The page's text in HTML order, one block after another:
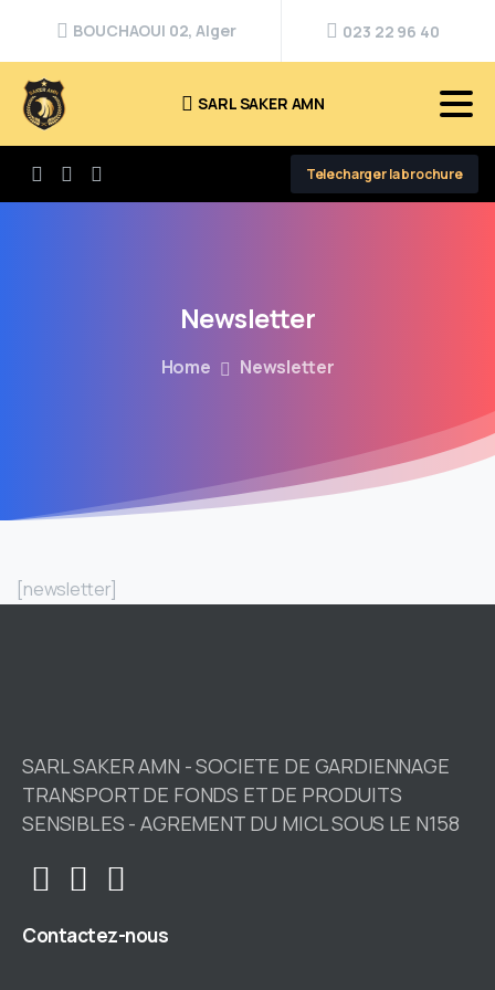
BOUCHAOUI 02, Alger 023 22 96 40
SARL SAKER AMN
Telecharger la brochure
Newsletter
Home Newsletter
[newsletter]
SARL SAKER AMN - SOCIETE DE GARDIENNAGE
TRANSPORT DE FONDS ET DE PRODUITS
SENSIBLES - AGREMENT DU MICL SOUS LE N158
Contactez-nous